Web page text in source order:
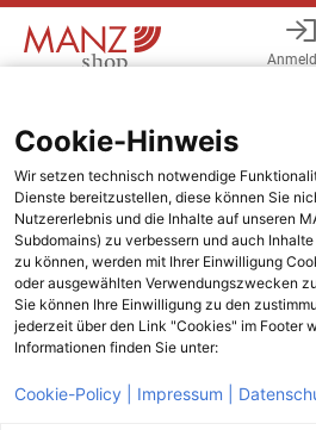
Cookie-Hinweis
Wir setzen technisch notwendige
Dienste bereitzustellen, diese können Sie
Nutzererlebnis und die Inhalte auf unseren
Subdomains) zu verbessern und auch
zu können, werden mit Ihrer Einwilligung
oder ausgewählten Verwendungszwecken
Sie können Ihre Einwilligung zu den
jederzeit über den Link "Cookies" im Footer
Informationen finden Sie unter:
Cookie-Policy | Impressum |